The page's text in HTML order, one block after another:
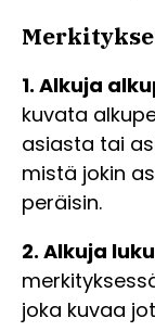
1. Alkuja
kuvata
asiasta tai
mistä jokin
peräisin.
2. Alkuja
joka kuvaa